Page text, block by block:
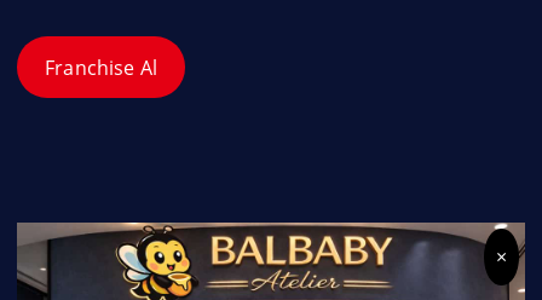
Franchise Al
×